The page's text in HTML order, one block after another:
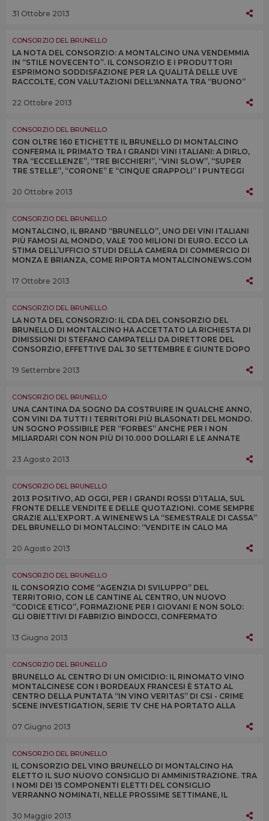
31 Ottobre 2013
CONSORZIO DEL BRUNELLO
LA NOTA DEL CONSORZIO: A MONTALCINO UNA VENDEMMIA
IN “STILE NOVECENTO”. IL CONSORZIO E I PRODUTTORI
ESPRIMONO SODDISFAZIONE PER LA QUALITÀ DELLE UVE
RACCOLTE, CON VALUTAZIONI DELL'ANNATA TRA “BUONO”
22 Ottobre 2013
CONSORZIO DEL BRUNELLO
CON OLTRE 160 ETICHETTE IL BRUNELLO DI MONTALCINO
CONFERMA IL PRIMATO TRA I GRANDI VINI ITALIANI: A DIRLO,
TRA “ECCELLENZE”, “TRE BICCHIERI”, “VINI SLOW”, “SUPER
TRE STELLE”, “CORONE” E “CINQUE GRAPPOLI” I PUNTEGGI
20 Ottobre 2013
CONSORZIO DEL BRUNELLO
MONTALCINO, IL BRAND “BRUNELLO”, UNO DEI VINI ITALIANI
PIÙ FAMOSI AL MONDO, VALE 700 MILIONI DI EURO. ECCO LA
STIMA DELL’UFFICIO STUDI DELLA CAMERA DI COMMERCIO DI
MONZA E BRIANZA, COME RIPORTA MONTALCINONEWS.COM
17 Ottobre 2013
CONSORZIO DEL BRUNELLO
LA NOTA DEL CONSORZIO: IL CDA DEL CONSORZIO DEL
BRUNELLO DI MONTALCINO HA ACCETTATO LA RICHIESTA DI
DIMISSIONI DI STEFANO CAMPATELLI DA DIRETTORE DEL
CONSORZIO, EFFETTIVE DAL 30 SETTEMBRE E GIUNTE DOPO
19 Settembre 2013
CONSORZIO DEL BRUNELLO
UNA CANTINA DA SOGNO DA COSTRUIRE IN QUALCHE ANNO,
CON VINI DA TUTTI I TERRITORI PIÙ BLASONATI DEL MONDO.
UN SOGNO POSSIBILE PER “FORBES” ANCHE PER I NON
MILIARDARI CON NON PIÙ DI 10.000 DOLLARI E LE ANNATE
23 Agosto 2013
CONSORZIO DEL BRUNELLO
2013 POSITIVO, AD OGGI, PER I GRANDI ROSSI D’ITALIA, SUL
FRONTE DELLE VENDITE E DELLE QUOTAZIONI. COME SEMPRE
GRAZIE ALL’EXPORT. A WINENEWS LA “SEMESTRALE DI CASSA”
DEL BRUNELLO DI MONTALCINO: “VENDITE IN CALO MA
20 Agosto 2013
CONSORZIO DEL BRUNELLO
IL CONSORZIO COME “AGENZIA DI SVILUPPO” DEL
TERRITORIO, CON LE CANTINE AL CENTRO, UN NUOVO
“CODICE ETICO”, FORMAZIONE PER I GIOVANI E NON SOLO:
GLI OBIETTIVI DI FABRIZIO BINDOCCI, CONFERMATO
MONTALCINO
13 Giugno 2013
CONSORZIO DEL BRUNELLO
BRUNELLO AL CENTRO DI UN OMICIDIO: IL RINOMATO VINO
MONTALCINESE CON I BORDEAUX FRANCESI È STATO AL
CENTRO DELLA PUNTATA “IN VINO VERITAS” DI CSI - CRIME
SCENE INVESTIGATION, SERIE TV CHE HA PORTATO ALLA
07 Giugno 2013
CONSORZIO DEL BRUNELLO
IL CONSORZIO DEL VINO BRUNELLO DI MONTALCINO HA
ELETTO IL SUO NUOVO CONSIGLIO DI AMMINISTRAZIONE. TRA
I NOMI DEI 15 COMPONENTI ELETTI DEL CONSIGLIO
VERRANNO NOMINATI, NELLE PROSSIME SETTIMANE, IL
PRESIDENTI
30 Maggio 2013